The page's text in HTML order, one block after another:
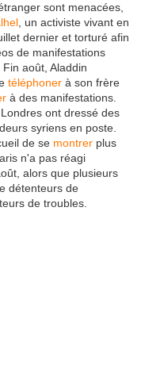
sont menacées,
, un activiste vivant en
dernier et torturé afin
de manifestations
août, Aladdin
téléphoner à son frère
à des manifestations.
ont dressé des
syriens en poste.
de se montrer plus
n'a pas réagi
alors que plusieurs
détenteurs de
de troubles.